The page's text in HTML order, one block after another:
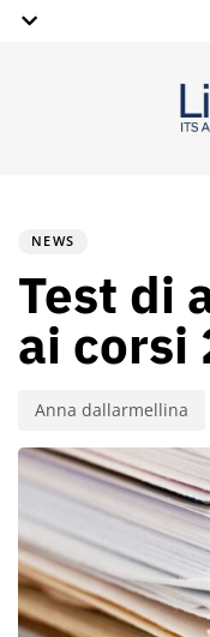
NEWS
Test di
ai corsi
Anna dallarmellina